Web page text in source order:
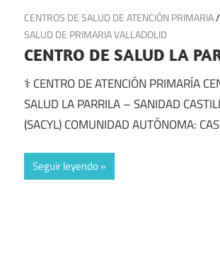
22 de julio de 2025
CENTROS DE SALUD DE ATENCIÓN PRIMARIA/
SALUD DE PRIMARIA VALLADOLID
CENTRO DE SALUD LA
⚕️ CENTRO DE ATENCIÓN PRIMARÍA
SALUD LA PARRILA – SANIDAD
(SACYL) COMUNIDAD AUTÓNOMA:
Seguir leyendo